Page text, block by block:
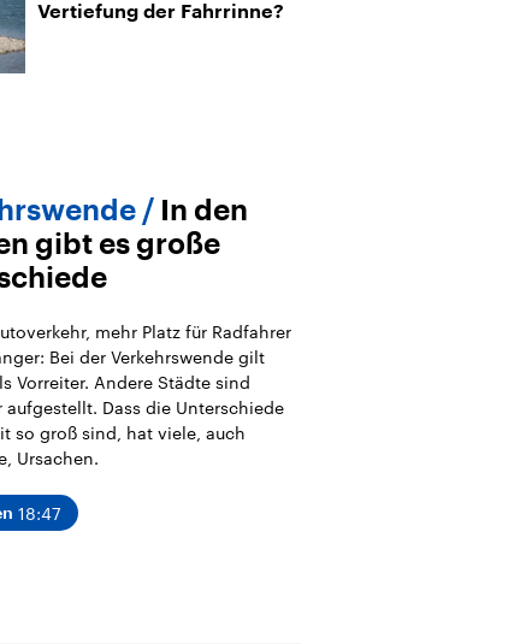
Vertiefung der Fahrrinne?
In den
gibt es große
mehr Platz für Radfahrer
Bei der Verkehrswende gilt
Vorreiter. Andere Städte sind
aufgestellt. Dass die Unterschiede
so groß sind, hat viele, auch
Ursachen.
18:47